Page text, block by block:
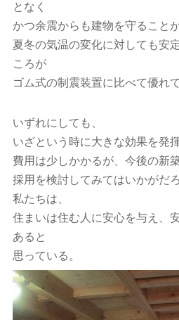
となく
かつ余震からも建物を守ること
夏冬の気温の変化に対しても安
ころが
ゴム式の制震装置に比べて優れ
いずれにしても、
いざという時に大きな効果を発
費用は少しかかるが、今後の新
採用を検討してみてはいかがだろ
私たちは、
住まいは住む人に安心を与え、
あると
思っている。